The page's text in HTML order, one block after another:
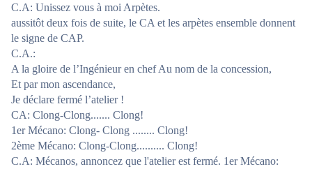
C.A: Unissez vous à moi Arpètes.
aussitôt deux fois de suite, le CA et les arpètes ensemble donnent
le signe de CAP.
C.A.:
A la gloire de l’Ingénieur en chef Au nom de la concession,
Et par mon ascendance,
Je déclare fermé l’atelier !
CA: Clong-Clong....... Clong!
1er Mécano: Clong- Clong ........ Clong!
2ème Mécano: Clong-Clong.......... Clong!
C.A: Mécanos, annoncez que l'atelier est fermé. 1er Mécano: